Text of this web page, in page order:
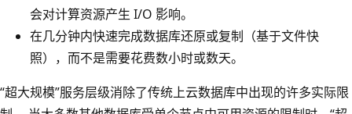
会对计算资源产生 I/O 影响。
在几分钟内快速完成数据库还原或复制（基于文件快
照），而不是需要花费数小时或数天。
“超大规模”服务层级消除了传统上云数据库中出现的许多实际限